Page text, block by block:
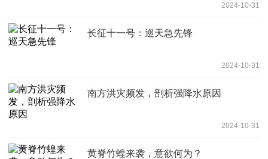
2024-10-31
长征十一号：巡天急先锋
2024-10-31
南方洪灾频发，剖析强降水原因
2024-10-31
黄脊竹蝗来袭，意欲何为？